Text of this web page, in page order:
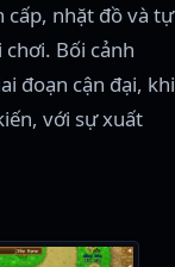
cấp, nhặt đồ và tự
Bối cảnh
đoạn cận đại, khi
với sự xuất